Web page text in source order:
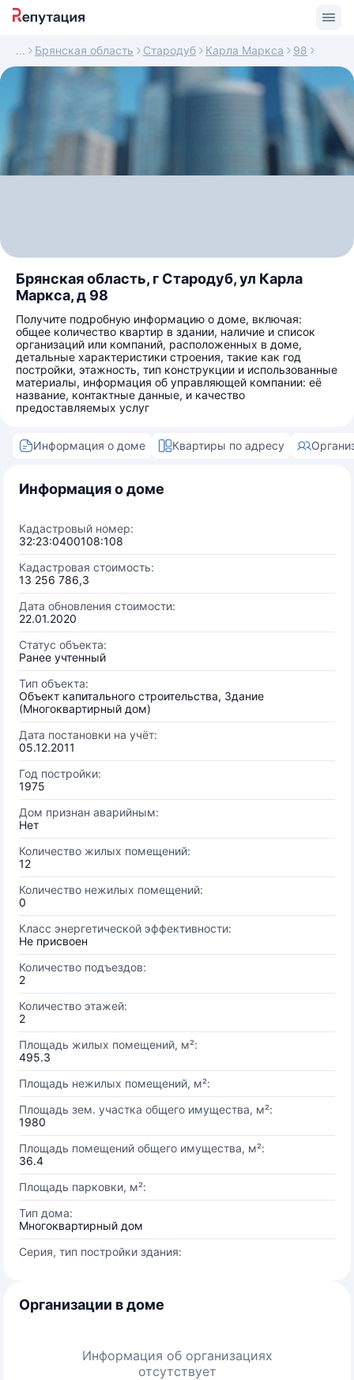
Брянская область Стародуб Карла Маркса 98
Брянская область, г Стародуб, ул Карла
Маркса, д 98
Получите подробную информацию о доме, включая:
общее количество квартир в здании, наличие и список
организаций или компаний, расположенных в доме,
детальные характеристики строения, такие как год
постройки, этажность, тип конструкции и использованные
материалы, информация об управляющей компании: её
название, контактные данные, и качество
предоставляемых услуг
Информация о доме Квартиры по адресу
Информация о доме
Кадастровый номер:
32:23:0400108:108
Кадастровая стоимость:
13 256 786,3
Дата обновления стоимости:
22.01.2020
Статус объекта:
Ранее учтенный
Тип объекта:
Объект капитального строительства, Здание
(Многоквартирный дом)
Дата постановки на учёт:
05.12.2011
Год постройки:
1975
Дом признан аварийным:
Нет
Количество жилых помещений:
12
Количество нежилых помещений:
0
Класс энергетической эффективности:
Не присвоен
Количество подъездов:
2
Количество этажей:
2
Площадь жилых помещений, м²:
495.3
Площадь нежилых помещений, м²:
Площадь зем. участка общего имущества, м²:
1980
Площадь помещений общего имущества, м²:
36.4
Площадь парковки, м²:
Тип дома:
Многоквартирный дом
Серия, тип постройки здания:
Организации в доме
Информация об организациях
отсутствует